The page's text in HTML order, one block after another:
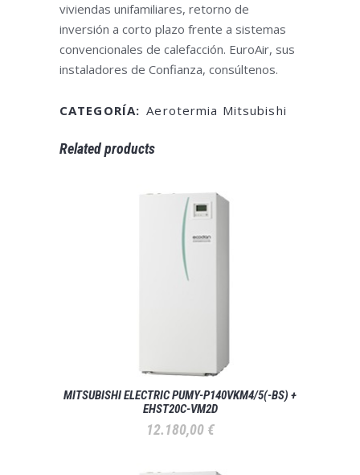
viviendas unifamiliares, retorno de
inversión a corto plazo frente a sistemas
convencionales de calefacción. EuroAir, sus
instaladores de Confianza, consúltenos.
CATEGORÍA: Aerotermia Mitsubishi
Related products
MITSUBISHI ELECTRIC PUMY-P140VKM4/5(-BS) +
EHST20C-VM2D
12.180,00 €